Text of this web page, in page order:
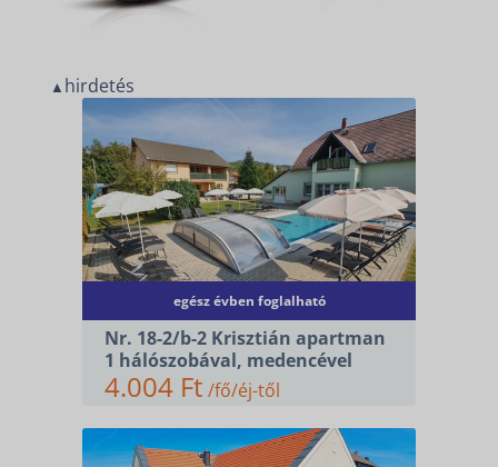
▲ hirdetés
egész évben foglalható
Nr. 18-2/b-2 Krisztián apartman
1 hálószobával, medencével
4.004 Ft /fő/éj-től